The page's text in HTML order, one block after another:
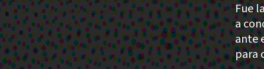
Fue
a
ante
para